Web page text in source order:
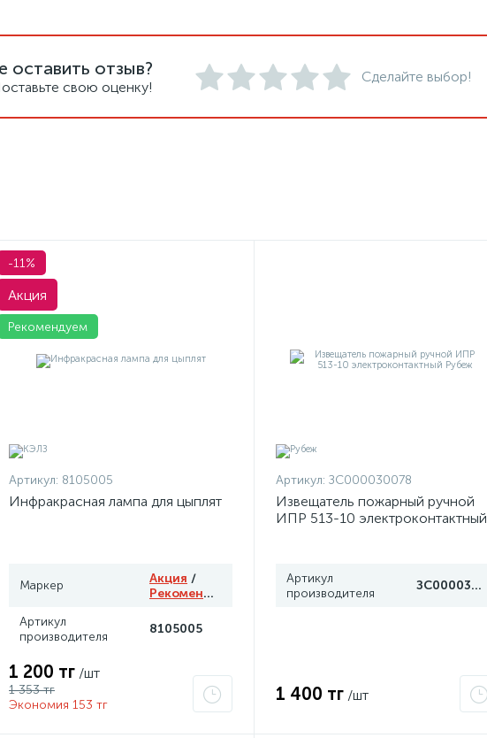
оставить отзыв?
свою оценку!
Сделайте выбор!
-11%
Акция
Рекомендуем
Артикул: 8105005
Инфракрасная лампа для цыплят
Маркер Акция /
Рекомендуем
Артикул
производителя
8105005
1 200 тг /шт
1 353 тг
Экономия 153 тг
Артикул: ЗС000030078
Извещатель пожарный ручной
ИПР 513-10 электроконтактный
Артикул
производителя
ЗС000030078
1 400 тг /шт